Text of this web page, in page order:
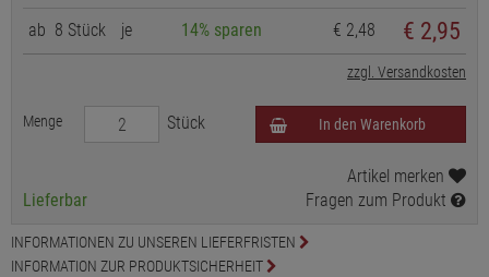
ab 8 Stück je 14% sparen € 2,48 € 2,95
zzgl. Versandkosten
Menge Stück In den Warenkorb
Lieferbar
Artikel merken
Fragen zum Produkt
INFORMATIONEN ZU UNSEREN LIEFERFRISTEN
INFORMATION ZUR PRODUKTSICHERHEIT